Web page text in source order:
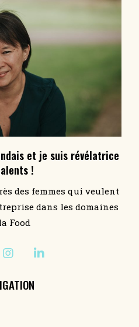
et je suis révélatrice
!
des femmes qui veulent
dans les domaines
Food